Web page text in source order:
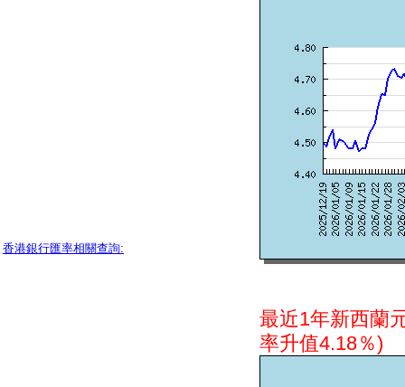
香港銀行匯率相關查詢:
最近1年新西蘭
率升值4.18％)